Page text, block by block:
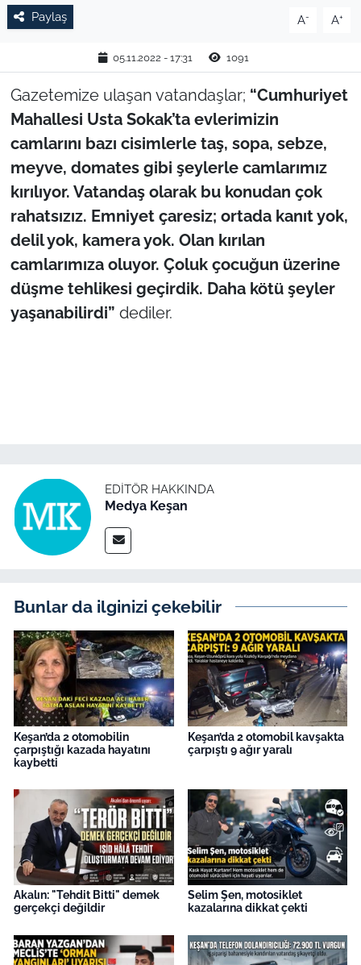
Paylaş A- A+
05.11.2022 - 17:31 1091
Gazetemize ulaşan vatandaşlar; “Cumhuriyet
Mahallesi Usta Sokak’ta evlerimizin
camlarını bazı cisimlerle taş, sopa, sebze,
meyve, domates gibi şeylerle camlarımız
kırılıyor. Vatandaş olarak bu konudan çok
rahatsızız. Emniyet çaresiz; ortada kanıt yok,
delil yok, kamera yok. Olan kırılan
camlarımıza oluyor. Çoluk çocuğun üzerine
düşme tehlikesi geçirdik. Daha kötü şeyler
yaşanabilirdi” dediler.
EDITÖR HAKKINDA
Medya Keşan
Bunlar da ilginizi çekebilir
Keşan’da 2 otomobilin
çarpıştığı kazada hayatını
kaybetti
Keşan’da 2 otomobil kavşakta
çarpıştı 9 ağır yaralı
Akalın: "Tehdit Bitti" demek
gerçekçi değildir
Selim Şen, motosiklet
kazalarına dikkat çekti
SPOR
EDİRNE
KIRKLARELİ
ÇANAKKALE
TÜRKİYE
Bölge
Dış Haberler
Magazin
English News
Canlı Maç
Finans
Genel-A
Gündem-Eğitim